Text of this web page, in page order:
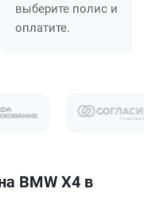
выберите полис и
оплатите.
BMW X4 в